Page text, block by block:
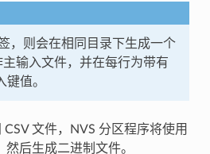
，则会在相同目录下生成一个
输入文件，并在每行为带有
值。
文件，NVS 分区程序将使用
然后生成二进制文件。